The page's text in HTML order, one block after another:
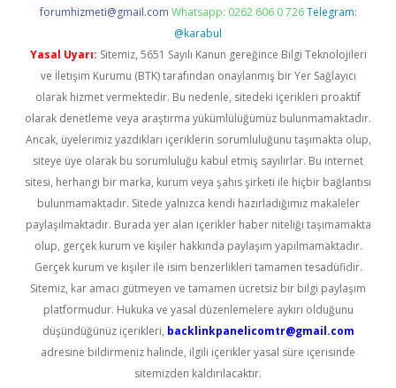
forumhizmeti@gmail.com Whatsapp: 0262 606 0 726 Telegram:
@karabul
Yasal Uyarı: Sitemiz, 5651 Sayılı Kanun gereğince Bilgi Teknolojileri
ve İletişim Kurumu (BTK) tarafından onaylanmış bir Yer Sağlayıcı
olarak hizmet vermektedir. Bu nedenle, sitedeki içerikleri proaktif
olarak denetleme veya araştırma yükümlülüğümüz bulunmamaktadır.
Ancak, üyelerimiz yazdıkları içeriklerin sorumluluğunu taşımakta olup,
siteye üye olarak bu sorumluluğu kabul etmiş sayılırlar. Bu internet
sitesi, herhangi bir marka, kurum veya şahıs şirketi ile hiçbir bağlantısı
bulunmamaktadır. Sitede yalnızca kendi hazırladığımız makaleler
paylaşılmaktadır. Burada yer alan içerikler haber niteliği taşımamakta
olup, gerçek kurum ve kişiler hakkında paylaşım yapılmamaktadır.
Gerçek kurum ve kişiler ile isim benzerlikleri tamamen tesadüfidir.
Sitemiz, kar amacı gütmeyen ve tamamen ücretsiz bir bilgi paylaşım
platformudur. Hukuka ve yasal düzenlemelere aykırı olduğunu
düşündüğünüz içerikleri, backlinkpanelicomtr@gmail.com
adresine bildirmeniz halinde, ilgili içerikler yasal süre içerisinde
sitemizden kaldırılacaktır.